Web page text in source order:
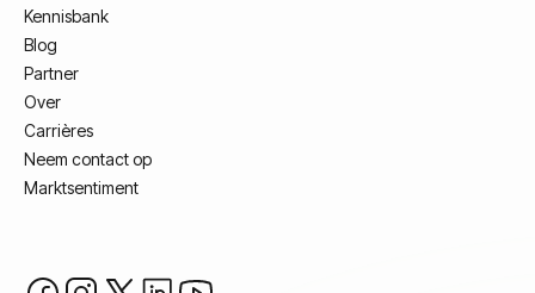
Kennisbank
Blog
Partner
Over
Carrières
Neem contact op
Marktsentiment